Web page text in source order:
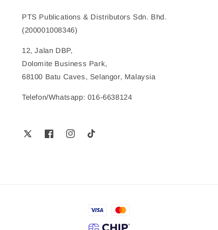
PTS Publications & Distributors Sdn. Bhd.
(200001008346)
12, Jalan DBP,
Dolomite Business Park,
68100 Batu Caves, Selangor, Malaysia
Telefon/Whatsapp: 016-6638124